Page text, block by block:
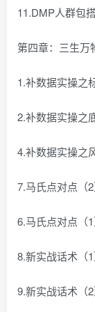
11.DMP人群包
第四章：三生万
1.补数据实操之
2.补数据实操之
4.补数据实操之
7.马氏点对点（
6.马氏点对点（
8.新实战话术（
9.新实战话术（